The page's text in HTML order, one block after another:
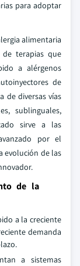
para adoptar
alimentaria
terapias que
a alérgenos
de
de diversas vías
sublinguales,
sirve a las
por el
evolución de las
de la
a la creciente
demanda
a sistemas